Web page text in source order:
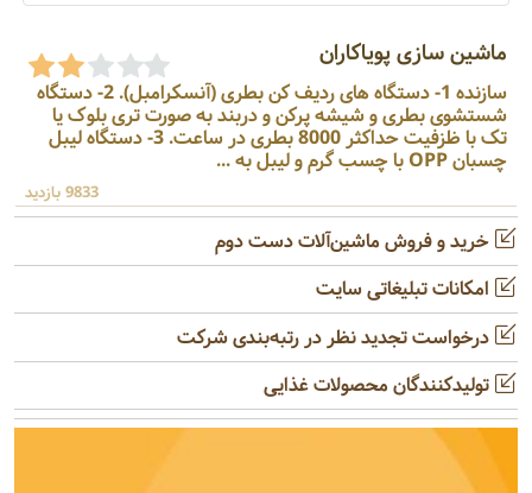
ماشین سازی پویاکاران
سازنده 1- دستگاه های ردیف کن بطری (آنسکرامبل). 2- دستگاه
شستشوی بطری و شیشه پرکن و دربند به صورت تری بلوک یا
تک با ظزفیت حداکثر 8000 بطری در ساعت. 3- دستگاه لیبل
چسبان OPP با چسب گرم و لیبل به ...
9833 بازدید
خرید و فروش ماشین‌آلات دست دوم
امکانات تبلیغاتی سایت
درخواست تجدید نظر در رتبه‌بندی شرکت
تولیدکنندگان محصولات غذایی